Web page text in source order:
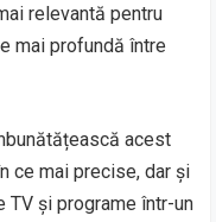
relevantă pentru
mai profundă între
acest
ce mai precise, dar și
TV și programe într-un